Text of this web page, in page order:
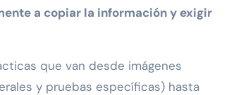
a copiar la información y exigir
que van desde imágenes
y pruebas específicas) hasta